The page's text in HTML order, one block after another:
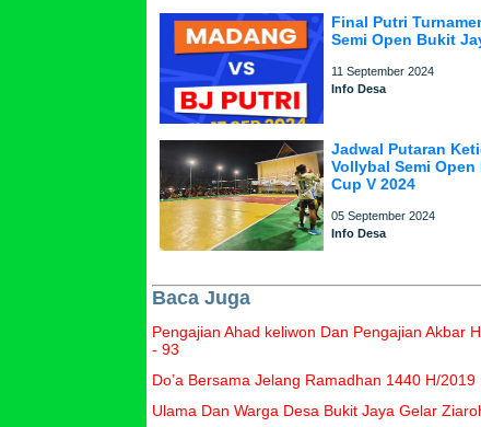
Final Putri
Semi Open Bukit
11 September 2024
Info Desa
Jadwal Putaran
Vollybal Semi
Cup V 2024
05 September 2024
Info Desa
Baca Juga
Pengajian Ahad keliwon Dan Pengajian Akbar
- 93
Do’a Bersama Jelang Ramadhan 1440 H/2019
Ulama Dan Warga Desa Bukit Jaya Gelar